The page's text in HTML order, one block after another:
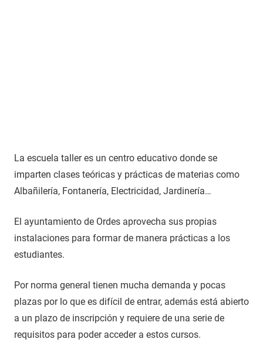
La escuela taller es un centro educativo donde se
imparten clases teóricas y prácticas de materias como
Albañilería, Fontanería, Electricidad, Jardinería…
El ayuntamiento de Ordes aprovecha sus propias
instalaciones para formar de manera prácticas a los
estudiantes.
Por norma general tienen mucha demanda y pocas
plazas por lo que es difícil de entrar, además está abierto
a un plazo de inscripción y requiere de una serie de
requisitos para poder acceder a estos cursos.